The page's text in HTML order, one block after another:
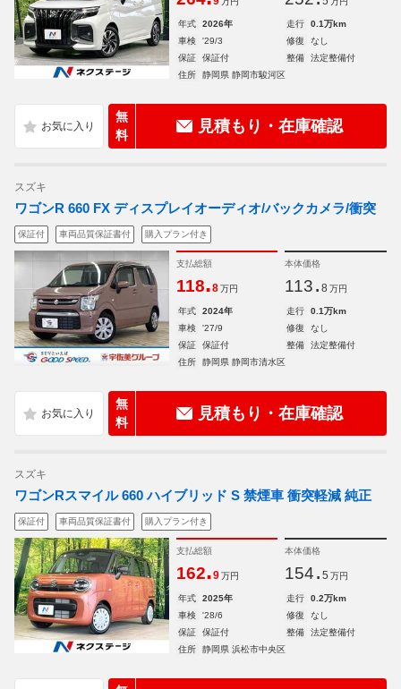
年式 2026年 走行
0.1万km
車検
'29/3 修復
なし
保証
保証付 整備
法定整備付
住所
静岡県 静岡市駿河区
無
料
見積もり・在庫確認
スズキ
ワゴンR 660 FX ディスプレイオーディオ/バックカメラ/衝突
保証付 車両品質保証書付 購入プラン付き
支払総額
118.8 万円
本体価格
113. 8 万円
年式 2024年 走行
0.1万km
車検
'27/9 修復
なし
保証
保証付 整備
法定整備付
住所
静岡県 静岡市清水区
無
料
見積もり・在庫確認
スズキ
ワゴンRスマイル 660 ハイブリッド S 禁煙車 衝突軽減 純正
保証付 車両品質保証書付 購入プラン付き
支払総額
162.9 万円
本体価格
154. 5 万円
年式 2025年 走行
0.2万km
車検
'28/6 修復
なし
保証
保証付 整備
法定整備付
住所
静岡県 浜松市中央区